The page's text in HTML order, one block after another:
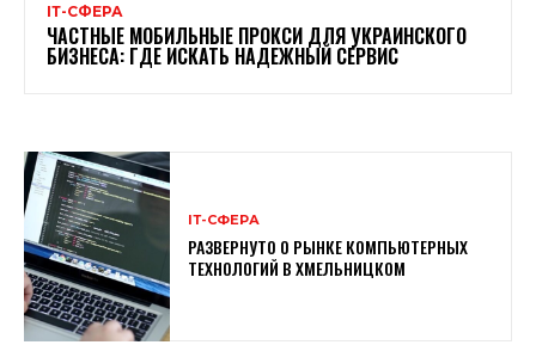
ІТ-СФЕРА
ЧАСТНЫЕ МОБИЛЬНЫЕ ПРОКСИ ДЛЯ УКРАИНСКОГО
БИЗНЕСА: ГДЕ ИСКАТЬ НАДЕЖНЫЙ СЕРВИС
ІТ-СФЕРА
РАЗВЕРНУТО О РЫНКЕ КОМПЬЮТЕРНЫХ
ТЕХНОЛОГИЙ В ХМЕЛЬНИЦКОМ